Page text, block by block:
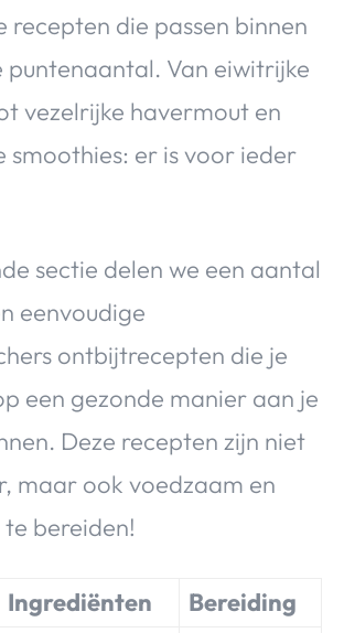
recepten die passen binnen
puntenaantal. Van eiwitrijke
vezelrijke havermout en
smoothies: er is voor ieder
sectie delen we een aantal
eenvoudige
ontbijtrecepten die je
een gezonde manier aan je
Deze recepten zijn niet
maar ook voedzaam en
bereiden!
Ingrediënten Bereiding